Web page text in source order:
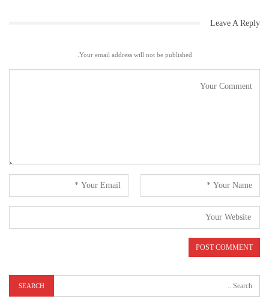
کارپوریشن کے انتخاب میں بڑی تعداد میں اپنے کارپوریٹرس کونسل میں
Leave A Reply
Your email address will not be published.